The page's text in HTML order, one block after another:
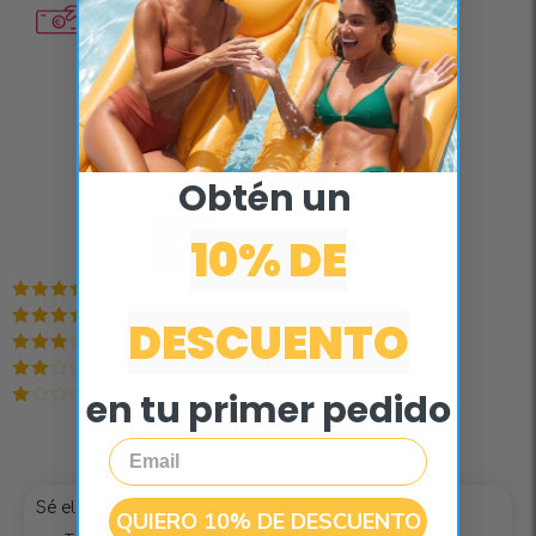
Pago a la entrega
Valoraciones
0.00 Based on 0 reviews
Valorado en
5
de 5
Valorado
en 4
Valorado
en
5
Valorado
Sé el primero en valorar “Botella para el té”
Obtén un ​
10% DE
DESCUENTO
en tu primer pedido
Email
QUIERO 10% DE DESCUENTO